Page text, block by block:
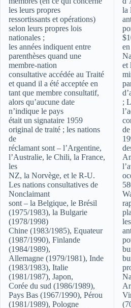
les leurs propres
ressortissants et opérations)
selon leurs propres lois
nationales ;
les années indiquent entre
parenthèses quand une
membre-nation
consultative accédée au Traité
et quand il a été acceptée en
tant que membre consultatif,
alors qu’aucune date
n’indique le pays
était un signataire 1959
original de traité ; les nations
de
réclamant sont – l’Argentine,
l’Australie, le Chili, la France,
les
NZ, la Norvège, et le R-U.
Les nations consultatives de
Nonclaimant
sont – la Belgique, le Brésil
(1975/1983), la Bulgarie
(1978/1998)
Chine (1983/1985), Equateur
(1987/1990), Finlande
(1984/1989),
Allemagne (1979/1981), Inde
(1983/1983), Italie
(1981/1987), Japon,
Corée du sud (1986/1989),
Pays Bas (1967/1990), Pérou
(1981/1989), Pologne
la
et
;